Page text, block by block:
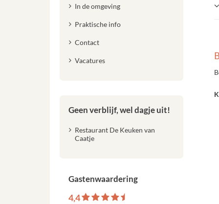
In de omgeving
Praktische info
Contact
Vacatures
Geen verblijf, wel dagje uit!
Restaurant De Keuken van
Caatje
Gastenwaardering
4,4